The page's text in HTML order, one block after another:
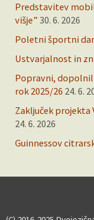
Predstavitev
višje” 30. 6. 2026
Poletni športni
Ustvarjalnost in
Popravni,
rok 2025/26 24. 6.
Zaključek projekta
24. 6. 2026
Guinnessov